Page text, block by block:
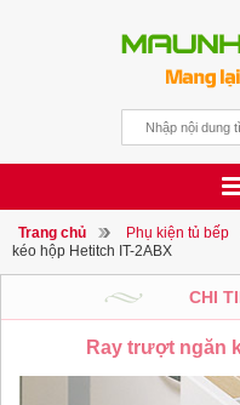
Trang chủ Phụ kiện tủ bếp
kéo hộp Hetitch IT-2ABX
CHI
Ray trượt ngăn